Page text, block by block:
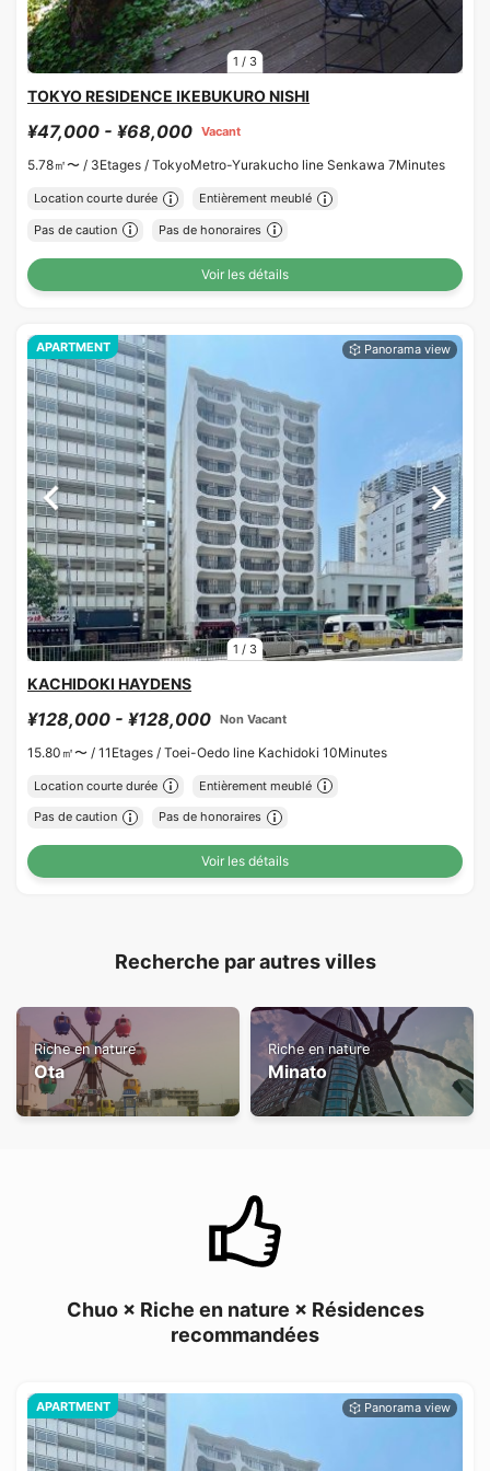
1 / 3
TOKYO RESIDENCE IKEBUKURO NISHI
¥47,000 - ¥68,000 Vacant
5.78㎡〜 / 3Etages / TokyoMetro-Yurakucho line Senkawa 7Minutes
Location courte durée Entièrement meublé
Pas de caution Pas de honoraires
Voir les détails
1 / 3
APARTMENT
KACHIDOKI HAYDENS
¥128,000 - ¥128,000 Non Vacant
15.80㎡〜 / 11Etages / Toei-Oedo line Kachidoki 10Minutes
Location courte durée Entièrement meublé
Pas de caution Pas de honoraires
Voir les détails
Recherche par autres villes
Riche en nature
Ota
Riche en nature
Minato
Chuo × Riche en nature × Résidences
recommandées
APARTMENT